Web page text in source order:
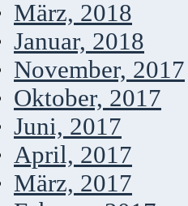
März, 2018
Januar, 2018
November, 2017
Oktober, 2017
Juni, 2017
April, 2017
März, 2017